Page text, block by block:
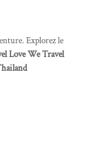
Explorez le
Love We Travel